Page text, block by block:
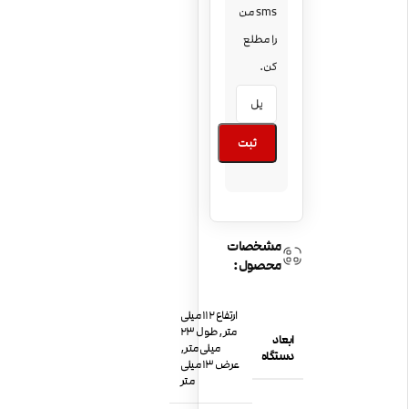
sms من
را مطلع
کن.
ثبت
مشخصات
محصول:
ابعاد
دستگاه
ارتفاع 112 میلی
متر, طول 23
میلی متر,
عرض 13 میلی
متر